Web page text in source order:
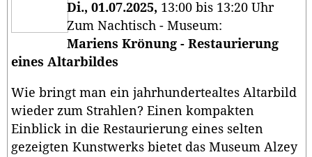
Di., 01.07.2025, 13:00 bis 13:20 Uhr
Zum Nachtisch - Museum:
Mariens Krönung - Restaurierung
eines Altarbildes
Wie bringt man ein jahrhundertealtes Altarbild
wieder zum Strahlen? Einen kompakten
Einblick in die Restaurierung eines selten
gezeigten Kunstwerks bietet das Museum Alzey